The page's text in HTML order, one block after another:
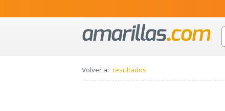
Volver a: resultados